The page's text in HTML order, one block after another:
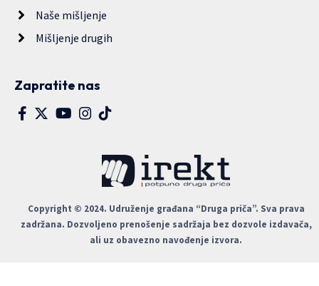
Naše mišljenje
Mišljenje drugih
Zapratite nas
Copyright © 2024. Udruženje građana “Druga priča”. Sva prava
zadržana. Dozvoljeno prenošenje sadržaja bez dozvole izdavača,
ali uz obavezno navođenje izvora.